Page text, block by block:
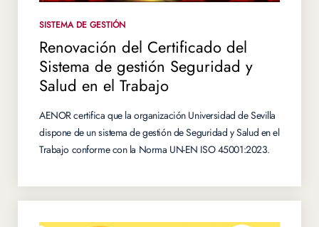
SISTEMA DE GESTIÓN
Renovación del Certificado del
Sistema de gestión Seguridad y
Salud en el Trabajo
AENOR certifica que la organización Universidad de Sevilla
dispone de un sistema de gestión de Seguridad y Salud en el
Trabajo conforme con la Norma UN-EN ISO 45001:2023.